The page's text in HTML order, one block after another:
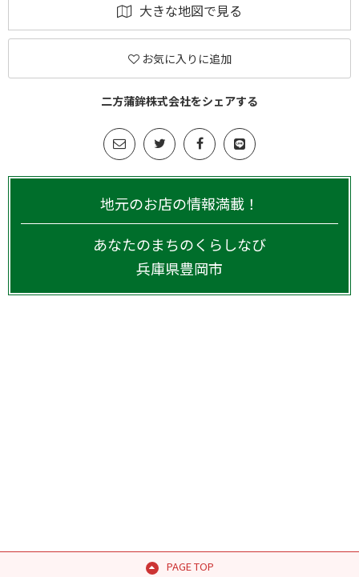
大きな地図で見る
お気に入りに追加
二方蒲鉾株式会社をシェアする
地元のお店の情報満載！
あなたのまちのくらしなび
兵庫県豊岡市
PAGE TOP